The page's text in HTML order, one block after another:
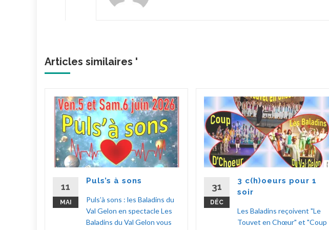
Articles similaires '
11
MAI
Puls’s à sons
Puls’à sons : les Baladins du
Val Gelon en spectacle Les
Baladins du Val Gelon vous
31
DÉC
3 c(h)oeurs pour 1
soir
Les Baladins reçoivent "Le
Touvet en Chœur" et "Coup